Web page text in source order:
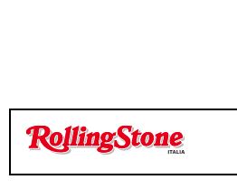
TEMPO DI LETTURA 3 MINUTI
TEMPO DI LETTURA 3 MINUTI